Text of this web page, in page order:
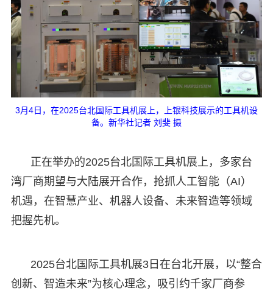
3月4日，在2025台北国际工具机展上，上银科技展示的工具机设
备。新华社记者 刘斐 摄
正在举办的2025台北国际工具机展上，多家台
湾厂商期望与大陆展开合作，抢抓人工智能（AI）
机遇，在智慧产业、机器人设备、未来智造等领域
把握先机。
2025台北国际工具机展3日在台北开展，以“整合
创新、智造未来”为核心理念，吸引约千家厂商参